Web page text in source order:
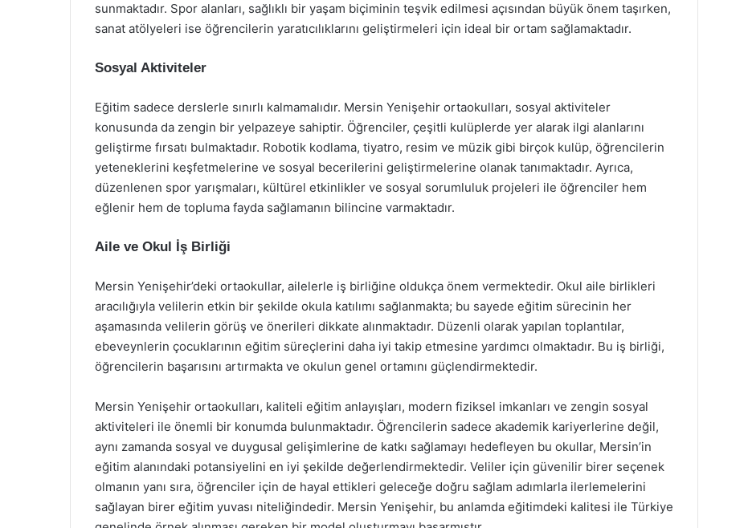
sunmaktadır. Spor alanları, sağlıklı bir yaşam biçiminin teşvik edilmesi açısından büyük önem taşırken,
sanat atölyeleri ise öğrencilerin yaratıcılıklarını geliştirmeleri için ideal bir ortam sağlamaktadır.
Sosyal Aktiviteler
Eğitim sadece derslerle sınırlı kalmamalıdır. Mersin Yenişehir ortaokulları, sosyal aktiviteler
konusunda da zengin bir yelpazeye sahiptir. Öğrenciler, çeşitli kulüplerde yer alarak ilgi alanlarını
geliştirme fırsatı bulmaktadır. Robotik kodlama, tiyatro, resim ve müzik gibi birçok kulüp, öğrencilerin
yeteneklerini keşfetmelerine ve sosyal becerilerini geliştirmelerine olanak tanımaktadır. Ayrıca,
düzenlenen spor yarışmaları, kültürel etkinlikler ve sosyal sorumluluk projeleri ile öğrenciler hem
eğlenir hem de topluma fayda sağlamanın bilincine varmaktadır.
Aile ve Okul İş Birliği
Mersin Yenişehir’deki ortaokullar, ailelerle iş birliğine oldukça önem vermektedir. Okul aile birlikleri
aracılığıyla velilerin etkin bir şekilde okula katılımı sağlanmakta; bu sayede eğitim sürecinin her
aşamasında velilerin görüş ve önerileri dikkate alınmaktadır. Düzenli olarak yapılan toplantılar,
ebeveynlerin çocuklarının eğitim süreçlerini daha iyi takip etmesine yardımcı olmaktadır. Bu iş birliği,
öğrencilerin başarısını artırmakta ve okulun genel ortamını güçlendirmektedir.
Mersin Yenişehir ortaokulları, kaliteli eğitim anlayışları, modern fiziksel imkanları ve zengin sosyal
aktiviteleri ile önemli bir konumda bulunmaktadır. Öğrencilerin sadece akademik kariyerlerine değil,
aynı zamanda sosyal ve duygusal gelişimlerine de katkı sağlamayı hedefleyen bu okullar, Mersin’in
eğitim alanındaki potansiyelini en iyi şekilde değerlendirmektedir. Veliler için güvenilir birer seçenek
olmanın yanı sıra, öğrenciler için de hayal ettikleri geleceğe doğru sağlam adımlarla ilerlemelerini
sağlayan birer eğitim yuvası niteliğindedir. Mersin Yenişehir, bu anlamda eğitimdeki kalitesi ile Türkiye